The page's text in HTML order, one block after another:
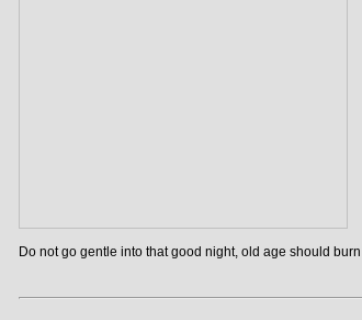
Do not go gentle into that good night, old age should